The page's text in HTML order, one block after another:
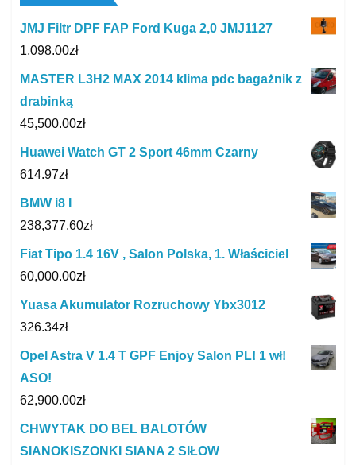
JMJ Filtr DPF FAP Ford Kuga 2,0 JMJ1127
1,098.00zł
MASTER L3H2 MAX 2014 klima pdc bagażnik z
drabinką
45,500.00zł
Huawei Watch GT 2 Sport 46mm Czarny
614.97zł
BMW i8 I
238,377.60zł
Fiat Tipo 1.4 16V , Salon Polska, 1. Właściciel
60,000.00zł
Yuasa Akumulator Rozruchowy Ybx3012
326.34zł
Opel Astra V 1.4 T GPF Enjoy Salon PL! 1 wł!
ASO!
62,900.00zł
CHWYTAK DO BEL BALOTÓW
SIANOKISZONKI SIANA 2 SIŁOW